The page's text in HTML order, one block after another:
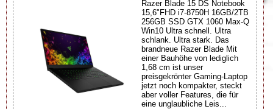
Razer Blade 15 DS Notebook
15,6"FHD i7-8750H 16GB/2TB
256GB SSD GTX 1060 Max-Q
Win10 Ultra schnell. Ultra
schlank. Ultra stark. Das
brandneue Razer Blade Mit
einer Bauhöhe von lediglich
1,68 cm ist unser
preisgekrönter Gaming-Laptop
jetzt noch kompakter, steckt
aber voller Features, die für
eine unglaubliche Leis...